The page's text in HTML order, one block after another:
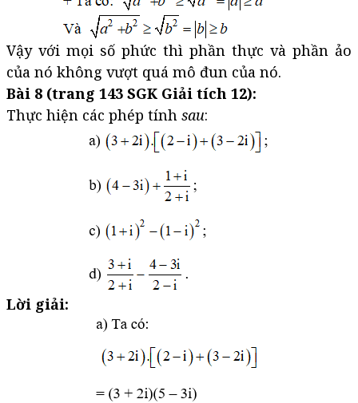
Vậy với mọi số phức thì phần thực và phần ảo
của nó không vượt quá mô đun của nó.
Bài 8 (trang 143 SGK Giải tích 12):
Thực hiện các phép tính sau:
Lời giải: